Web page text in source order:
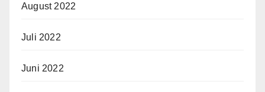
August 2022
Juli 2022
Juni 2022